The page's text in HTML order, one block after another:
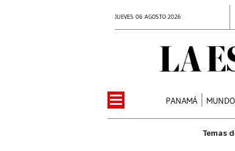
JUEVES 06 AGOSTO 2026
PANAMÁ MUNDO